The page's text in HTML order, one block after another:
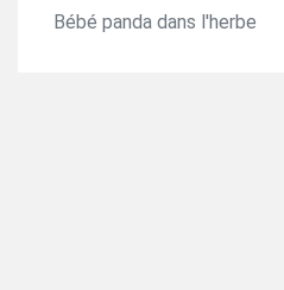
Bébé panda dans l'herbe